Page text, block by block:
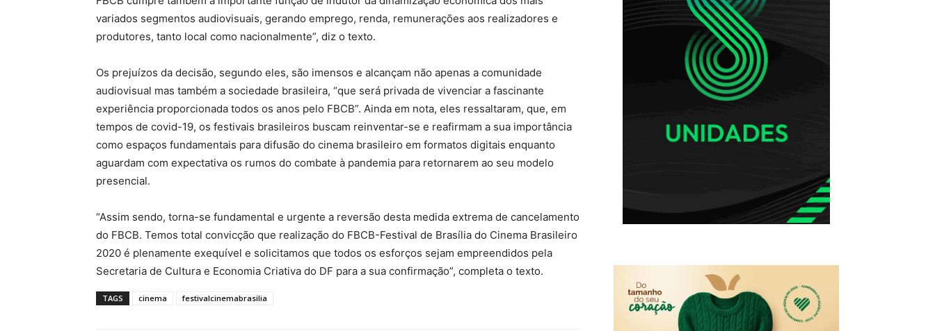
variados segmentos audiovisuais, gerando emprego, renda, remunerações aos realizadores e
produtores, tanto local como nacionalmente”, diz o texto.
Os prejuízos da decisão, segundo eles, são imensos e alcançam não apenas a comunidade
audiovisual mas também a sociedade brasileira, “que será privada de vivenciar a fascinante
experiência proporcionada todos os anos pelo FBCB”. Ainda em nota, eles ressaltaram, que, em
tempos de covid-19, os festivais brasileiros buscam reinventar-se e reafirmam a sua importância
como espaços fundamentais para difusão do cinema brasileiro em formatos digitais enquanto
aguardam com expectativa os rumos do combate à pandemia para retornarem ao seu modelo
presencial.
“Assim sendo, torna-se fundamental e urgente a reversão desta medida extrema de cancelamento
do FBCB. Temos total convicção que realização do FBCB-Festival de Brasília do Cinema Brasileiro
2020 é plenamente exequível e solicitamos que todos os esforços sejam empreendidos pela
Secretaria de Cultura e Economia Criativa do DF para a sua confirmação”, completa o texto.
TAGS cinema festivalcinemabrasilia